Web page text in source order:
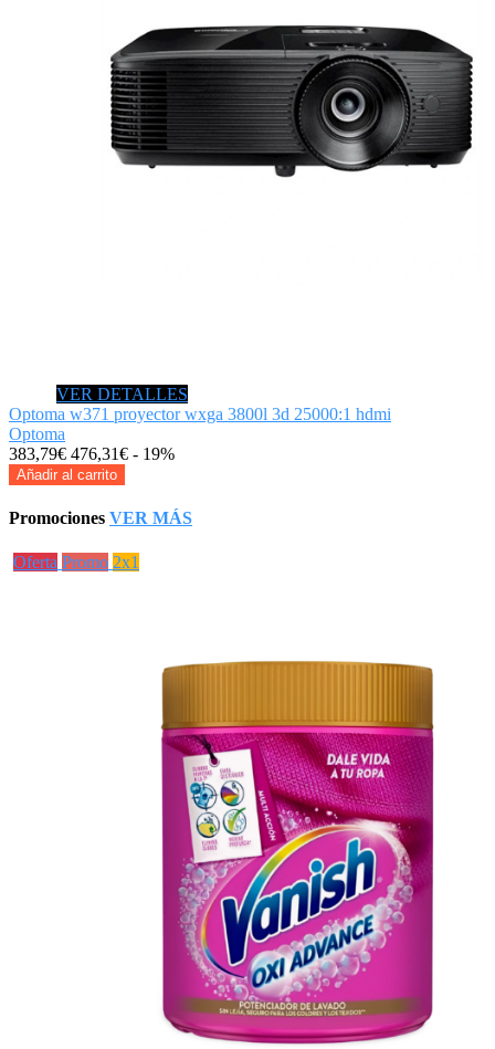
VER DETALLES
Optoma w371 proyector wxga 3800l 3d 25000:1 hdmi
Optoma
383,79€ 476,31€ - 19%
Añadir al carrito
Promociones VER MÁS
Oferta Promo 2x1